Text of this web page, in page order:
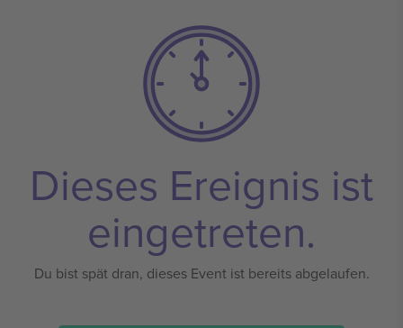
Dieses Ereignis ist
eingetreten.
Du bist spät dran, dieses Event ist bereits abgelaufen.